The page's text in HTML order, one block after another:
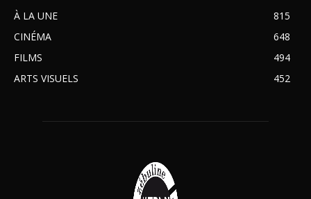
À LA UNE
815
CINÉMA
648
FILMS
494
ARTS VISUELS
452